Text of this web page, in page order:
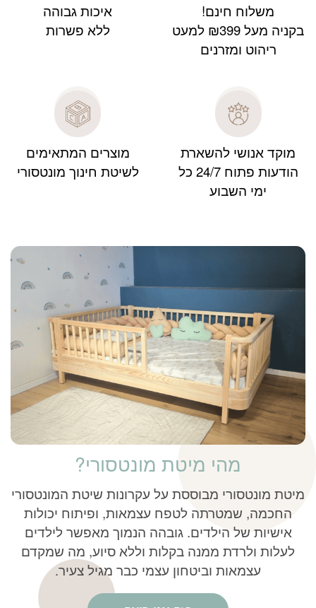
משלוח חינם!
בקניה מעל ₪399 למעט
ריהוט ומזרנים
איכות גבוהה
ללא פשרות
מוקד אנושי להשארת
הודעות פתוח 24/7 כל
ימי השבוע
מוצרים המתאימים
לשיטת חינוך מונטסורי
מהי מיטת מונטסורי?
מיטת מונטסורי מבוססת על עקרונות שיטת המונטסורי
החכמה, שמטרתה לטפח עצמאות, ופיתוח יכולות
אישיות של הילדים. גובהה הנמוך מאפשר לילדים
לעלות ולרדת ממנה בקלות וללא סיוע, מה שמקדם
עצמאות וביטחון עצמי כבר מגיל צעיר.